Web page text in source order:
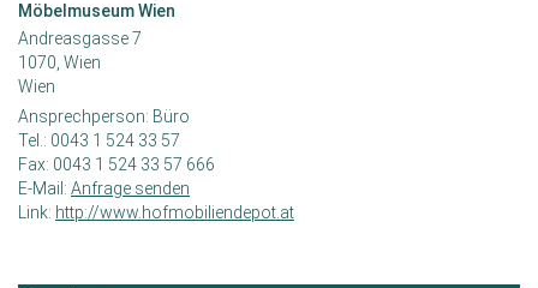
Möbelmuseum Wien
Andreasgasse 7
1070, Wien
Wien
Ansprechperson: Büro
Tel.: 0043 1 524 33 57
Fax: 0043 1 524 33 57 666
E-Mail: Anfrage senden
Link: http://www.hofmobiliendepot.at